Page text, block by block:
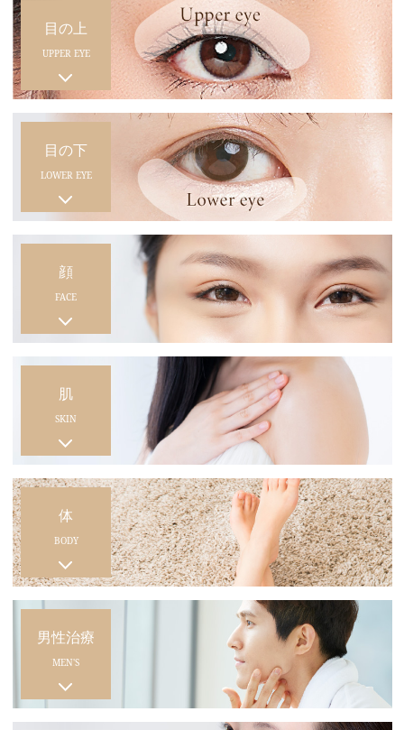
目の上
UPPER EYE
目の下
LOWER EYE
顔
FACE
肌
SKIN
体
BODY
男性治療
MEN'S